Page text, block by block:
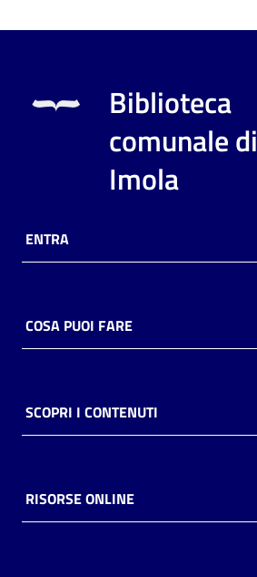
fare
Scopri
online
Piani
Decentrate
Biblioteca
comunale di
Imola
ENTRA
COSA PUOI FARE
SCOPRI I CONTENUTI
RISORSE ONLINE